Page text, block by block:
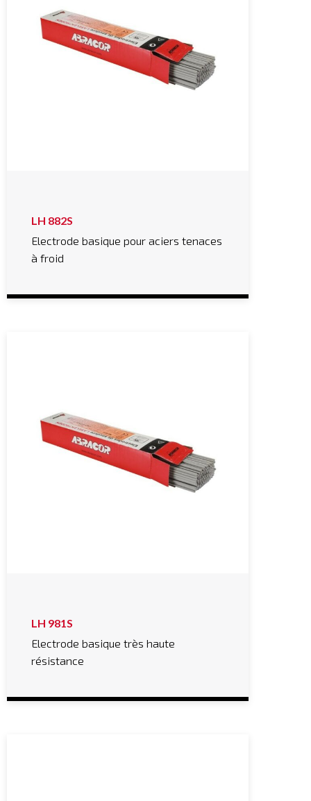
LH 882S
Electrode basique pour aciers tenaces
à froid
LH 981S
Electrode basique très haute
résistance